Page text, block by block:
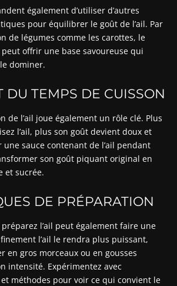
également d’utiliser d’autres
pour équilibrer le goût de l’ail. Par
de légumes comme les carottes, le
offrir une base savoureuse qui
dominer.
DU TEMPS DE CUISSON
de l’ail joue également un rôle clé. Plus
l’ail, plus son goût devient doux et
sauce contenant de l’ail pendant
son goût piquant original en
et sucrée.
DE PRÉPARATION
l’ail peut également faire une
l’ail le rendra plus puissant,
en gros morceaux ou en gousses
intensité. Expérimentez avec
méthodes pour voir ce qui convient le